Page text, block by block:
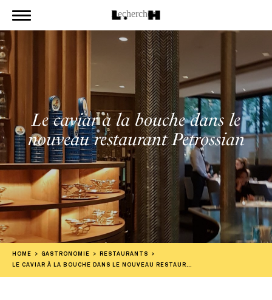
Le caviar à la bouche dans le
nouveau restaurant Petrossian
HOME GASTRONOMIE
RESTAURANTS
LE CAVIAR À LA BOUCHE DANS LE NOUVEAU RESTAURANT PETROSSIAN